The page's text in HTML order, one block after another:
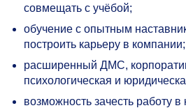
совмещать с учёбой;
обучение с опытным
построить карьеру в компании;
расширенный ДМС,
психологическая и
возможность зачесть работу в